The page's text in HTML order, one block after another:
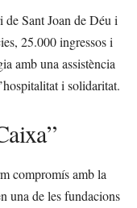
de Sant Joan de Déu i
25.000 ingressos i
amb una assistència
i solidaritat.
compromís amb la
una de les fundacions